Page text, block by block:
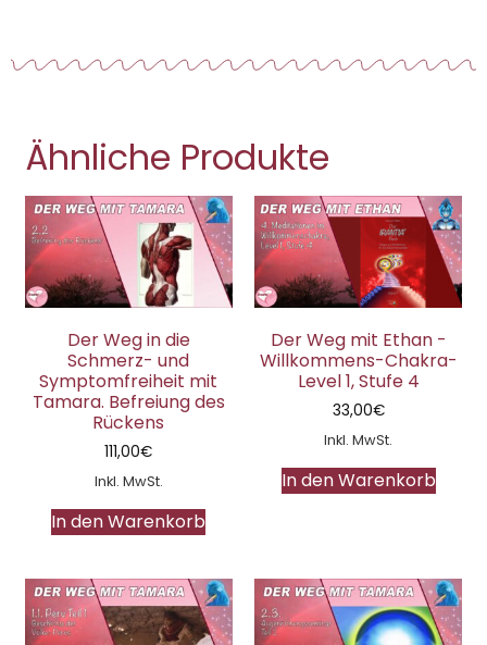
Ähnliche Produkte
Der Weg in die
Schmerz- und
Symptomfreiheit mit
Tamara. Befreiung des
Rückens
111,00€
Inkl. MwSt.
In den Warenkorb
Der Weg mit Ethan -
Willkommens-Chakra-
Level 1, Stufe 4
33,00€
Inkl. MwSt.
In den Warenkorb